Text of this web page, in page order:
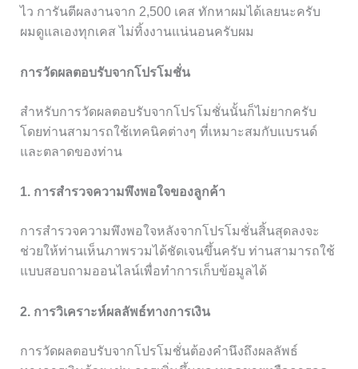
ไว การันตีผลงานจาก 2,500 เคส ทักหาผมได้เลยนะครับ
ผมดูแลเองทุกเคส ไม่ทิ้งงานแน่นอนครับผม
การวัดผลตอบรับจากโปรโมชั่น
สำหรับการวัดผลตอบรับจากโปรโมชั่นนั้นก็ไม่ยากครับ
โดยท่านสามารถใช้เทคนิคต่างๆ ที่เหมาะสมกับแบรนด์
และตลาดของท่าน
1. การสำรวจความพึงพอใจของลูกค้า
การสำรวจความพึงพอใจหลังจากโปรโมชั่นสิ้นสุดลงจะ
ช่วยให้ท่านเห็นภาพรวมได้ชัดเจนขึ้นครับ ท่านสามารถใช้
แบบสอบถามออนไลน์เพื่อทำการเก็บข้อมูลได้
2. การวิเคราะห์ผลลัพธ์ทางการเงิน
การวัดผลตอบรับจากโปรโมชั่นต้องคำนึงถึงผลลัพธ์